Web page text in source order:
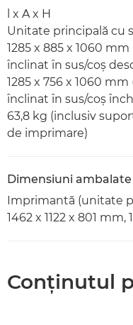
l x A x H
Unitate principală cu
1285 x 885 x 1060
înclinat în sus/coş
1285 x 756 x 1060
înclinat în sus/coş
63,8 kg (inclusiv
de imprimare)
Dimensiuni
Imprimantă (unitate
1462 x 1122 x 801 mm,
Conţinutul